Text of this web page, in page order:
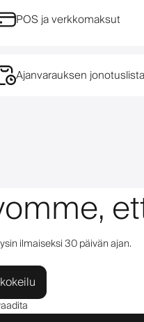
POS ja verkkomaksut
Ajanvarauksen jonotuslista
ilmaiseksi 30 päivän ajan.